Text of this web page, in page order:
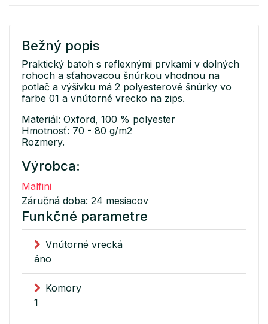
Bežný popis
Praktický batoh s reflexnými prvkami v dolných
rohoch a sťahovacou šnúrkou vhodnou na
potlač a výšivku má 2 polyesterové šnúrky vo
farbe 01 a vnútorné vrecko na zips.
Materiál: Oxford, 100 % polyester
Hmotnosť: 70 - 80 g/m2
Rozmery.
Výrobca:
Malfini
Záručná doba: 24 mesiacov
Funkčné parametre
Vnútorné vrecká
áno
Komory
1